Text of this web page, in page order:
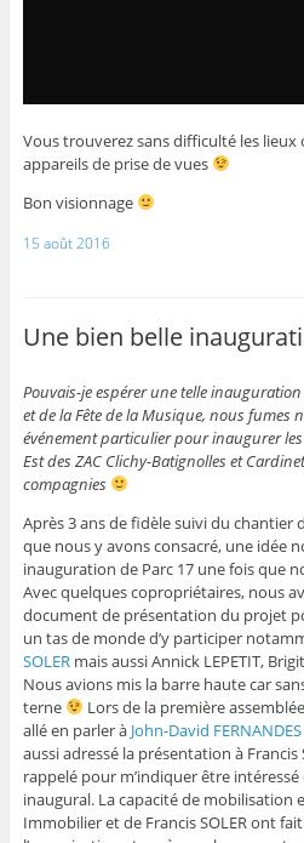
Vous trouverez sans difficulté les
appareils de prise de vues
Bon visionnage
15 août 2016
Une bien belle
Pouvais-je espérer une telle inauguration
et de la Fête de la Musique, nous fumes
événement particulier pour inaugurer
Est des ZAC Clichy-Batignolles et
compagnies
Après 3 ans de fidèle suivi du chantier
que nous y avons consacré, une idée
inauguration de Parc 17 une fois que
Avec quelques copropriétaires, nous
document de présentation du projet
un tas de monde d’y participer
SOLERmais aussi Annick LEPETIT,
Nous avions mis la barre haute car
terne
Lors de la première
allé en parler à John-David FERNANDES
aussi adressé la présentation à Francis
rappelé pour m’indiquer être
inaugural. La capacité de mobilisation
Immobilier et de Francis SOLER ont